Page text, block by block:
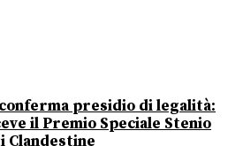
presidio di legalità:
il Premio Speciale Stenio
Clandestine